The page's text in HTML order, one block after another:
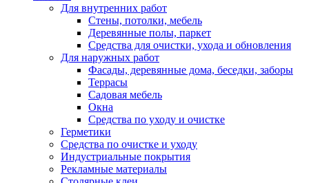
Для внутренних работ
Стены, потолки, мебель
Деревянные полы, паркет
Средства для очистки, ухода и обновления
Для наружных работ
Фасады, деревянные дома, беседки, заборы
Террасы
Садовая мебель
Окна
Средства по уходу и очистке
Герметики
Средства по очистке и уходу
Индустриальные покрытия
Рекламные материалы